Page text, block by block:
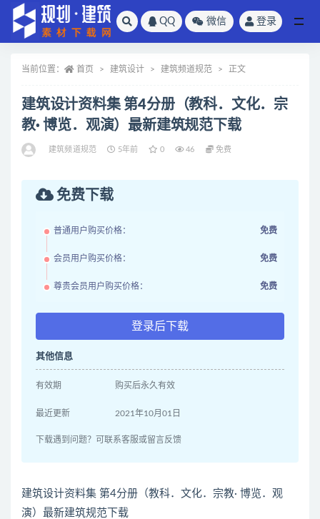
QQ 微信 登录
当前位置： 首页 建筑设计 建筑频道规范 正文
建筑设计资料集 第4分册（教科．文化．宗
教· 博览．观演）最新建筑规范下载
建筑频道规范 5年前 0 46 免费
免费下载
普通用户购买价格： 免费
会员用户购买价格： 免费
尊贵会员用户购买价格： 免费
登录后下载
其他信息
有效期 购买后永久有效
最近更新 2021年10月01日
下载遇到问题？可联系客服或留言反馈
建筑设计资料集 第4分册（教科．文化．宗教· 博览．观
演）最新建筑规范下载
全部